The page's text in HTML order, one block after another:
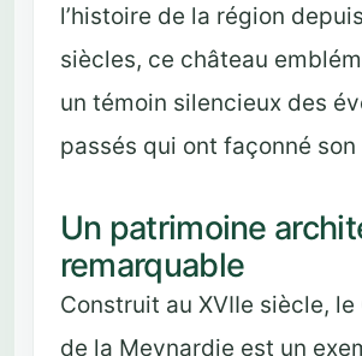
l’histoire de la région
siècles, ce château
un témoin silencieux des
passés qui ont façonné
Un patrimoine
remarquable
Construit au XVIIe siècle, le
de la Meynardie est un